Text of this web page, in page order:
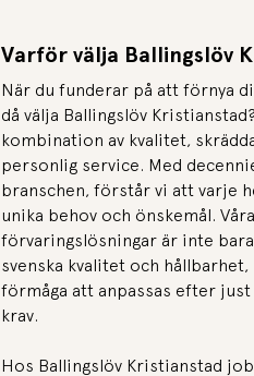
Varför välja Ballingslöv
När du funderar på att förnya
då välja Ballingslöv
kombination av kvalitet,
personlig service. Med
branschen, förstår vi att varje
unika behov och önskemål.
förvaringslösningar är inte
svenska kvalitet och
förmåga att anpassas efter
krav.
Hos Ballingslöv Kristianstad